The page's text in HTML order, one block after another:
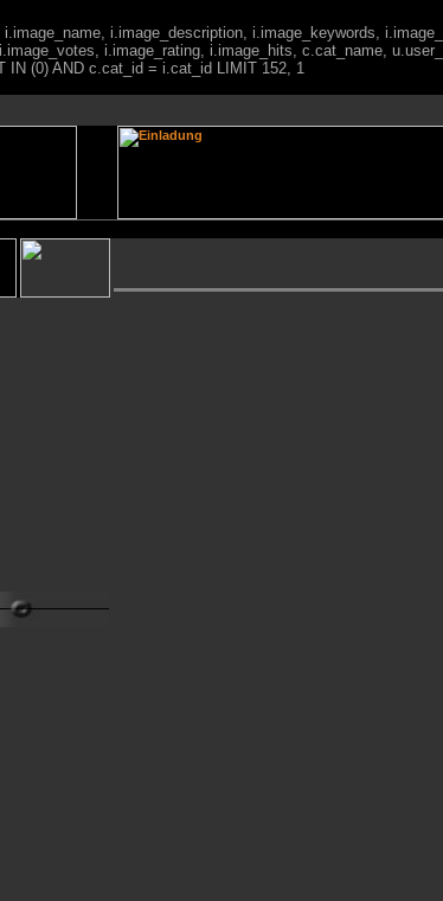
i.image_description, i.image_keywords,
i.image_rating, i.image_hits, c.cat_name,
IN (0) AND c.cat_id = i.cat_id LIMIT 152, 1